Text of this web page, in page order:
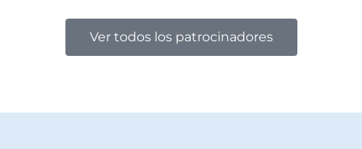
Ver todos los patrocinadores